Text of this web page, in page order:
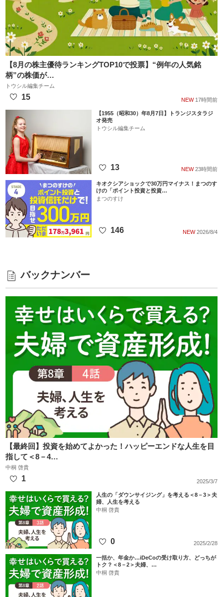
【8月の株主優待ランキングTOP10で投票】“例年の人気銘
柄”の株価が…
トウシル編集チーム
NEW17時間前
15
【1955（昭和30）年8月7日】トランジスタラジ
オ発売
トウシル編集チーム
NEW23時間前
13
キオクシアショックで30万円マイナス！まつのす
けの「ポイント投資と投資…
まつのすけ
NEW2026/8/4
146
バックナンバー
【最終回】投資を始めてよかった！ハッピーエンドな人生を目
指して＜8－4…
中桐 啓貴
2025/3/7
1
人生の「ダウンサイジング」を考える＜8－3＞夫
婦、人生を考える
中桐 啓貴
2025/2/28
0
一括か、年金か…iDeCoの受け取り方、どっちが
トク？＜8－2＞夫婦、…
中桐 啓貴